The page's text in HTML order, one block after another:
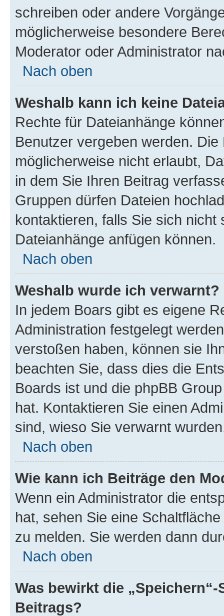
schreiben oder andere
möglicherweise besondere
Moderator oder Administrator
Nach oben
Weshalb kann ich keine
Rechte für Dateianhänge
Benutzer vergeben werden.
möglicherweise nicht erlaubt,
in dem Sie Ihren Beitrag
Gruppen dürfen Dateien
kontaktieren, falls Sie sich
Dateianhänge anfügen können.
Nach oben
Weshalb wurde ich verwarnt?
In jedem Boars gibt es eigene
Administration festgelegt
verstoßen haben, können sie
beachten Sie, dass dies die
Boards ist und die phpBB
hat. Kontaktieren Sie einen
sind, wieso Sie verwarnt
Nach oben
Wie kann ich Beiträge den
Wenn ein Administrator die
hat, sehen Sie eine
zu melden. Sie werden dann
Nach oben
Was bewirkt die
Beitrags?